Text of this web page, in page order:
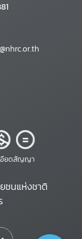
อียดสัญญา
ชนแห่งชาติ